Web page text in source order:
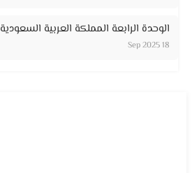
الوحدة الرابعة المملكة العربية السعودية
18 Sep 2025